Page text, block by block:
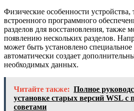
Физические особенности устройства,
встроенного программного
разделов для восстановления, также
появлению нескольких разделов.
может быть установлено
автоматически создает
необходимых данных.
Читайте также: Полное
установке старых версий WSL
советами